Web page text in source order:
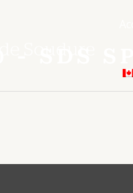
- SDS